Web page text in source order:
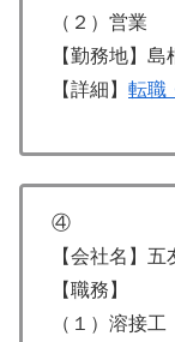
（２）営業
【勤務地】
【詳細】 転職
④
【会社名】
【職務】
（１）溶接工